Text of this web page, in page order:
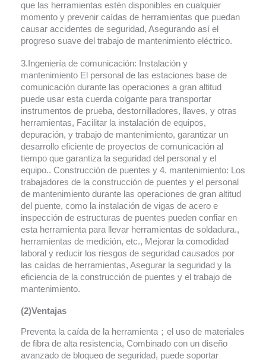
que las herramientas estén disponibles en cualquier
momento y prevenir caídas de herramientas que puedan
causar accidentes de seguridad, Asegurando así el
progreso suave del trabajo de mantenimiento eléctrico.
3.Ingeniería de comunicación: Instalación y
mantenimiento El personal de las estaciones base de
comunicación durante las operaciones a gran altitud
puede usar esta cuerda colgante para transportar
instrumentos de prueba, destornilladores, llaves, y otras
herramientas, Facilitar la instalación de equipos,
depuración, y trabajo de mantenimiento, garantizar un
desarrollo eficiente de proyectos de comunicación al
tiempo que garantiza la seguridad del personal y el
equipo.. Construcción de puentes y 4. mantenimiento: Los
trabajadores de la construcción de puentes y el personal
de mantenimiento durante las operaciones de gran altitud
del puente, como la instalación de vigas de acero e
inspección de estructuras de puentes pueden confiar en
esta herramienta para llevar herramientas de soldadura.,
herramientas de medición, etc., Mejorar la comodidad
laboral y reducir los riesgos de seguridad causados por
las caídas de herramientas, Asegurar la seguridad y la
eficiencia de la construcción de puentes y el trabajo de
mantenimiento.
(2)Ventajas
Preventa la caída de la herramienta；el uso de materiales
de fibra de alta resistencia, Combinado con un diseño
avanzado de bloqueo de seguridad, puede soportar